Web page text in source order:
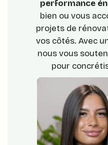
performance
bien ou vous
projets de
vos côtés. Avec
nous vous
pour